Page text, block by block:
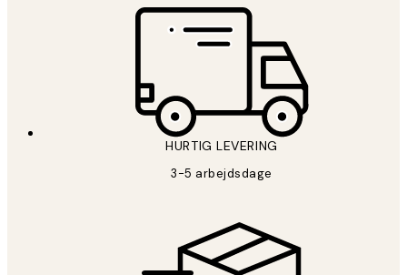
HURTIG LEVERING
3-5 arbejdsdage